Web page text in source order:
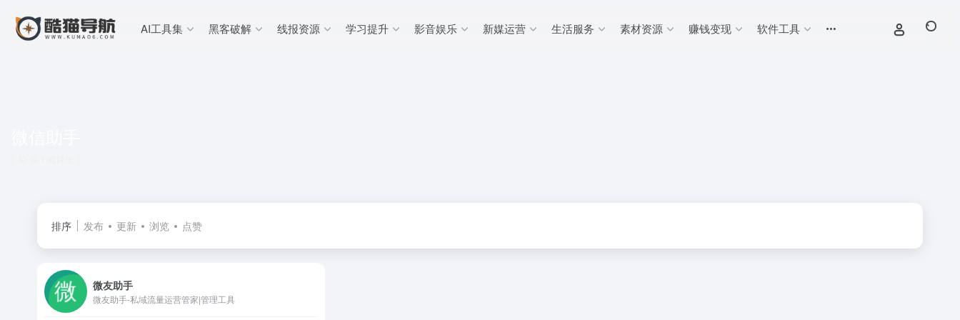
AI工具集 黑客破解 线报资源 学习提升 影音娱乐 新媒运营 生活服务 素材资源 赚钱变现 软件工具
排序 发布 更新 浏览 点赞
微友助手
微友助手-私域流量运营管家|管理工具